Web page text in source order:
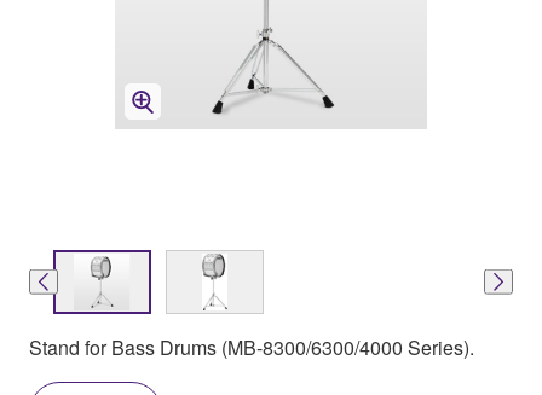
Stand for Bass Drums (MB-8300/6300/4000 Series).